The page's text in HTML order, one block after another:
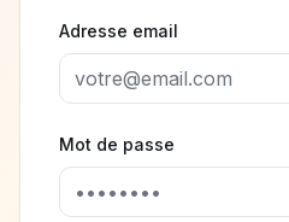
Adresse email
Mot de passe